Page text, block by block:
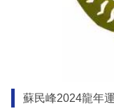
蘇民峰2024龍年